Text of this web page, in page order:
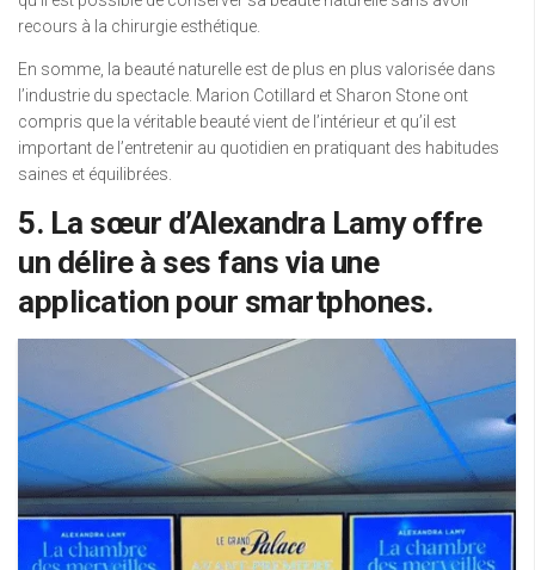
recours à la chirurgie esthétique.
En somme, la beauté naturelle est de plus en plus valorisée dans
l’industrie du spectacle. Marion Cotillard et Sharon Stone ont
compris que la véritable beauté vient de l’intérieur et qu’il est
important de l’entretenir au quotidien en pratiquant des habitudes
saines et équilibrées.
5. La sœur d’Alexandra Lamy offre
un délire à ses fans via une
application pour smartphones.